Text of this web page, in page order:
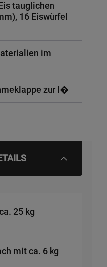
tauglichen
16 Eiswürfel
im
zur l�
25 kg
mit ca. 6 kg